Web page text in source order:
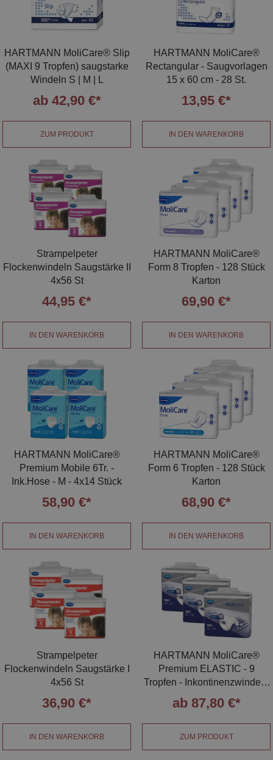
HARTMANN MoliCare® Slip
(MAXI 9 Tropfen) saugstarke
Windeln S | M | L
ab 42,90 €*
ZUM PRODUKT
HARTMANN MoliCare®
Rectangular - Saugvorlagen
15 x 60 cm - 28 St.
13,95 €*
IN DEN WARENKORB
Strampelpeter
Flockenwindeln Saugstärke II
4x56 St
44,95 €*
IN DEN WARENKORB
HARTMANN MoliCare®
Form 8 Tropfen - 128 Stück
Karton
69,90 €*
IN DEN WARENKORB
HARTMANN MoliCare®
Premium Mobile 6Tr. -
Ink.Hose - M - 4x14 Stück
58,90 €*
IN DEN WARENKORB
HARTMANN MoliCare®
Form 6 Tropfen - 128 Stück
Karton
68,90 €*
IN DEN WARENKORB
Strampelpeter
Flockenwindeln Saugstärke I
4x56 St
36,90 €*
IN DEN WARENKORB
HARTMANN MoliCare®
Premium ELASTIC - 9
Tropfen - Inkontinenzwindeln
S | M | L | XL
ab 87,80 €*
ZUM PRODUKT